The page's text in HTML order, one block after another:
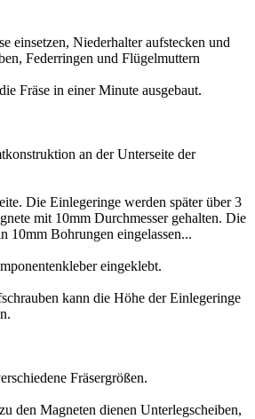
einsetzen, Niederhalter aufstecken und
Federringen und Flügelmuttern
Fräse in einer Minute ausgebaut.
an der Unterseite der
Die Einlegeringe werden später über 3
mit 10mm Durchmesser gehalten. Die
10mm Bohrungen eingelassen...
eingeklebt.
kann die Höhe der Einlegeringe
Fräsergrößen.
den Magneten dienen Unterlegscheiben,